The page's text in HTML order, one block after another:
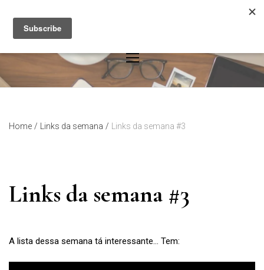
content
Home / Links da semana / Links da semana #3
Links da semana #3
A lista dessa semana tá interessante… Tem: